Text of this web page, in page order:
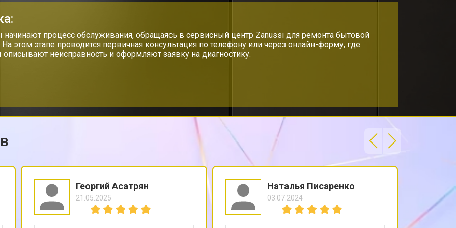
от 70 мин от 2200 ₽ Заказать
от 1200 ₽
от 40 мин от 1200 ₽ Заказать
начинают процесс обслуживания, обращаясь в сервисный центр Zanussi для ремонта бытовой
На этом этапе проводится первичная консультация по телефону или через онлайн-форму, где
описывают неисправность и оформляют заявку на диагностику.
Георгий Асатрян
21.05.2025
Наталья Писаренко
03.07.2024